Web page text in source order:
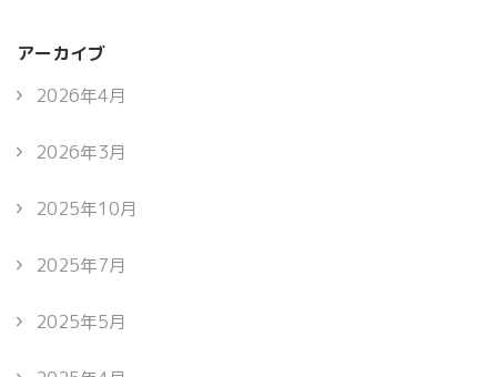
アーカイブ
2026年4月
2026年3月
2025年10月
2025年7月
2025年5月